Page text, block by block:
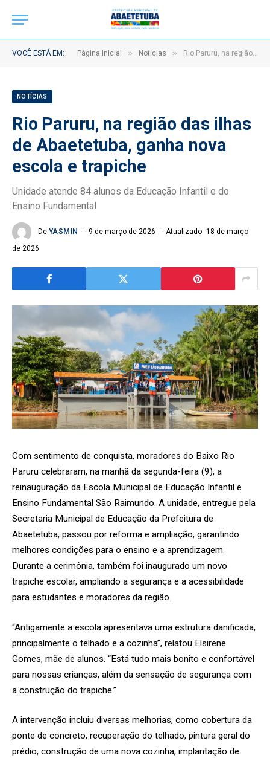
VOCÊ ESTÁ EM: Página Inicial » Notícias » Rio Paruru, na região das ilhas de Abaetetuba, ganha nova escola e trapiche
NOTÍCIAS
Rio Paruru, na região das ilhas
de Abaetetuba, ganha nova
escola e trapiche
Unidade atende 84 alunos da Educação Infantil e do
Ensino Fundamental
De YASMIN 9 de março de 2026 Atualizado 18 de março
de 2026
Com sentimento de conquista, moradores do Baixo Rio
Paruru celebraram, na manhã da segunda-feira (9), a
reinauguração da Escola Municipal de Educação Infantil e
Ensino Fundamental São Raimundo. A unidade, entregue pela
Secretaria Municipal de Educação da Prefeitura de
Abaetetuba, passou por reforma e ampliação, garantindo
melhores condições para o ensino e a aprendizagem.
Durante a cerimônia, também foi inaugurado um novo
trapiche escolar, ampliando a segurança e a acessibilidade
para estudantes e moradores da região.
“Antigamente a escola apresentava uma estrutura danificada,
principalmente o telhado e a cozinha”, relatou Elsirene
Gomes, mãe de alunos. “Está tudo mais bonito e confortável
para nossas crianças, além da sensação de segurança com
a construção do trapiche.”
A intervenção incluiu diversas melhorias, como cobertura da
ponte de concreto, recuperação do telhado, pintura geral do
prédio, construção de uma nova cozinha, implantação de